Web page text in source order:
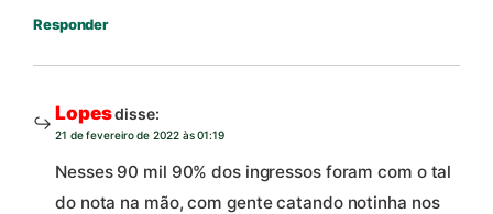
Responder
Lopesdisse:
21 de fevereiro de 2022 às 01:19
Nesses 90 mil 90% dos ingressos foram com o tal
do nota na mão, com gente catando notinha nos